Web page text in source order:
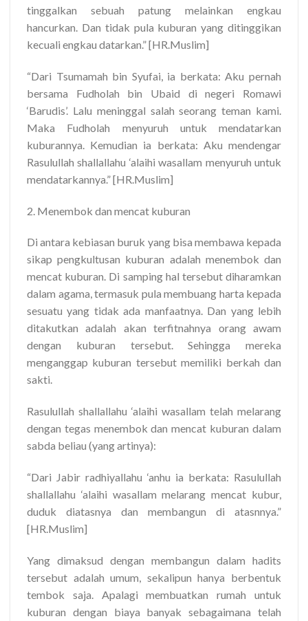
tinggalkan sebuah patung melainkan engkau
hancurkan. Dan tidak pula kuburan yang ditinggikan
kecuali engkau datarkan.” [HR.Muslim]
“Dari Tsumamah bin Syufai, ia berkata: Aku pernah
bersama Fudholah bin Ubaid di negeri Romawi
‘Barudis’. Lalu meninggal salah seorang teman kami.
Maka Fudholah menyuruh untuk mendatarkan
kuburannya. Kemudian ia berkata: Aku mendengar
Rasulullah shallallahu ‘alaihi wasallam menyuruh untuk
mendatarkannya.” [HR.Muslim]
2. Menembok dan mencat kuburan
Di antara kebiasan buruk yang bisa membawa kepada
sikap pengkultusan kuburan adalah menembok dan
mencat kuburan. Di samping hal tersebut diharamkan
dalam agama, termasuk pula membuang harta kepada
sesuatu yang tidak ada manfaatnya. Dan yang lebih
ditakutkan adalah akan terfitnahnya orang awam
dengan kuburan tersebut. Sehingga mereka
menganggap kuburan tersebut memiliki berkah dan
sakti.
Rasulullah shallallahu ‘alaihi wasallam telah melarang
dengan tegas menembok dan mencat kuburan dalam
sabda beliau (yang artinya):
“Dari Jabir radhiyallahu ‘anhu ia berkata: Rasulullah
shallallahu ‘alaihi wasallam melarang mencat kubur,
duduk diatasnya dan membangun di atasnnya.”
[HR.Muslim]
Yang dimaksud dengan membangun dalam hadits
tersebut adalah umum, sekalipun hanya berbentuk
tembok saja. Apalagi membuatkan rumah untuk
kuburan dengan biaya banyak sebagaimana telah